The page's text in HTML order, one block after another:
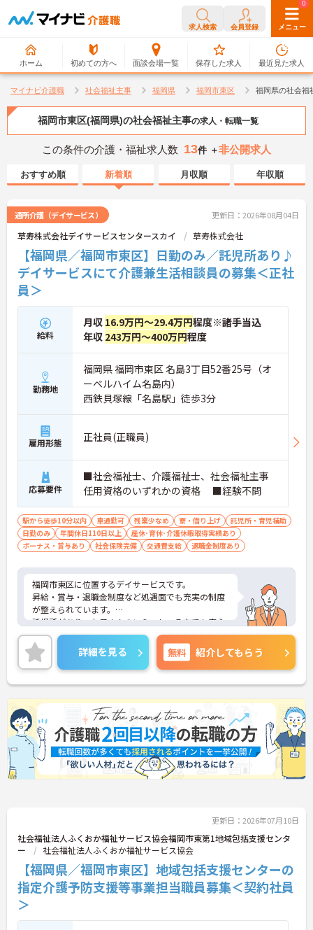
求人検索 会員登録 メニュー
ホーム 初めての方へ 面談会場一覧
0
保存した求人
0
最近見た求人
マイナビ介護職 社会福祉主事 福岡県 福岡市東区 福岡県の社会福
福岡市東区(福岡県)の社会福祉主事の求人・転職一覧
この条件の介護・福祉求人数 13件 ＋非公開求人
おすすめ順 新着順 月収順 年収順
通所介護（デイサービス） 更新日：2026年08月04日
草寿株式会社デイサービスセンタースカイ 草寿株式会社
【福岡県／福岡市東区】日勤のみ／託児所あり♪
デイサービスにて介護兼生活相談員の募集＜正社
員＞
給料
月収 16.9万円～29.4万円程度※諸手当込
年収 243万円～400万円程度
勤務地
福岡県 福岡市東区 名島3丁目52番25号（オ
ーベルハイム名島内）
西鉄貝塚線「名島駅」徒歩3分
雇用形態 正社員(正職員)
応募要件
■社会福祉士、介護福祉士、社会福祉主事
任用資格のいずれかの資格 ■経験不問
駅から徒歩10分以内 車通勤可 残業少なめ 寮・借り上げ
託児所・育児補助
日勤のみ
年間休日110日以上
産休･育休･介護休暇取得実績あり
ボーナス・賞与あり
社会保険完備 交通費支給 退職金制度あり
福岡市東区に位置するデイサービスです。
昇給・賞与・退職金制度など処遇面でも充実の制度
が整えられています。
託児所があり、お子さんのいらっしゃる方でも安心
して働けます。
ご興味をお持ちの方はお気軽にお問い合わせくださ
い。
詳細を見る 無料 紹介してもらう
更新日：2026年07月10日
社会福祉法人ふくおか福祉サービス協会福岡市東第1地域包括支援センタ
ー
社会福祉法人ふくおか福祉サービス協会
【福岡県／福岡市東区】地域包括支援センターの
指定介護予防支援等事業担当職員募集＜契約社員
＞